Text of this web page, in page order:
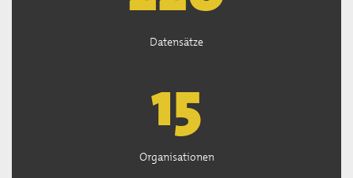
Datensätze
15
Organisationen